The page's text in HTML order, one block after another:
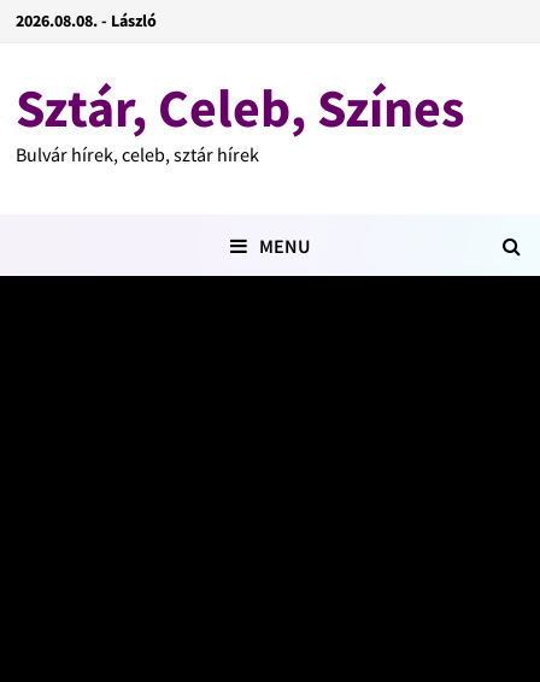
2026.08.08. - László
Sztár, Celeb, Színes
Bulvár hírek, celeb, sztár hírek
MENU